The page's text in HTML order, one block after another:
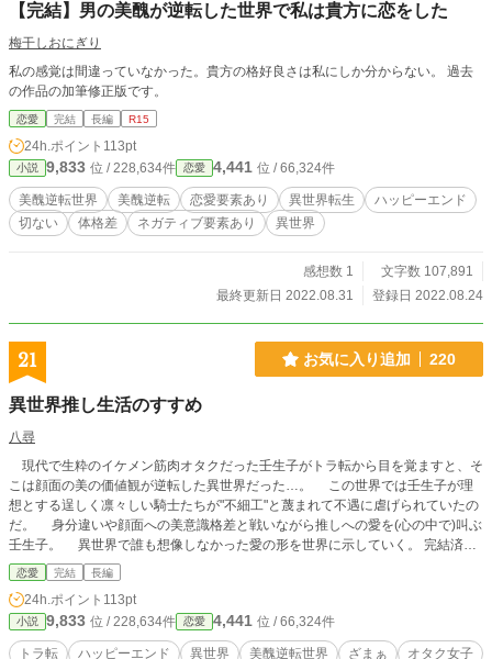
【完結】男の美醜が逆転した世界で私は貴方に恋をした
梅干しおにぎり
私の感覚は間違っていなかった。貴方の格好良さは私にしか分からない。 過去
の作品の加筆修正版です。
恋愛 完結 長編 R15
24h.ポイント 113pt
小説 9,833 位 / 228,634件 恋愛 4,441 位 / 66,324件
美醜逆転世界 美醜逆転 恋愛要素あり 異世界転生
ハッピーエンド
切ない
体格差 ネガティブ要素あり 異世界
感想数 1
文字数 107,891
最終更新日 2022.08.31
登録日 2022.08.24
21 お気に入り追加 220
異世界推し生活のすすめ
八尋
現代で生粋のイケメン筋肉オタクだった壬生子がトラ転から目を覚ますと、そ
こは顔面の美の価値観が逆転した異世界だった…。 この世界では壬生子が理
想とする逞しく凛々しい騎士たちが"不細工"と蔑まれて不遇に虐げられていたの
だ。 身分違いや顔面への美意識格差と戦いながら推しへの愛を(心の中で)叫ぶ
壬生子。 異世界で誰も想像しなかった愛の形を世界に示していく。​​​​​​​​​​​​​​​​ 完結済
み、定期的にアップしていく予定です。 完全に作者の架空世界観なのでご都合
主義や趣味が偏ります、ご注意ください。 作者の作品の中ではだいぶコメディ
色が強いです。 誤字脱字誤用ありましたらご指摘ください、修正いたします。
なろうにもアップ予定です。
恋愛 完結 長編
24h.ポイント 113pt
小説 9,833 位 / 228,634件 恋愛 4,441 位 / 66,324件
トラ転 ハッピーエンド 異世界 美醜逆転世界 ざまぁ
オタク女子